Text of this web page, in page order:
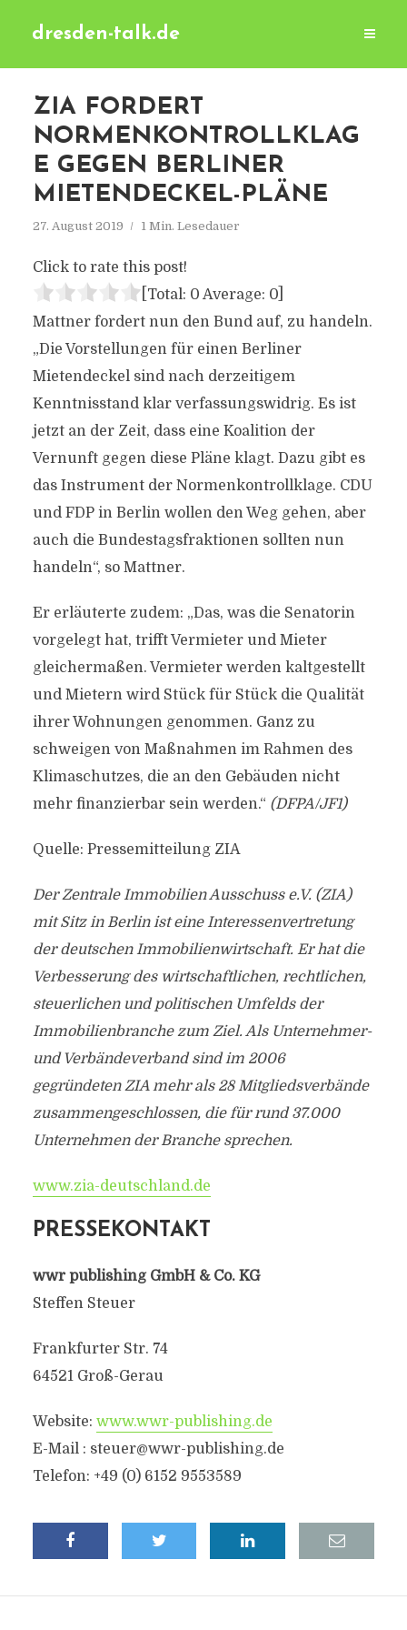
dresden-talk.de
ZIA FORDERT
NORMENKONTROLLKLAG
E GEGEN BERLINER
MIETENDECKEL-PLÄNE
27. August 2019 1 Min. Lesedauer
Click to rate this post!
[Total: 0 Average: 0]
Mattner fordert nun den Bund auf, zu handeln.
„Die Vorstellungen für einen Berliner
Mietendeckel sind nach derzeitigem
Kenntnisstand klar verfassungswidrig. Es ist
jetzt an der Zeit, dass eine Koalition der
Vernunft gegen diese Pläne klagt. Dazu gibt es
das Instrument der Normenkontrollklage. CDU
und FDP in Berlin wollen den Weg gehen, aber
auch die Bundestagsfraktionen sollten nun
handeln“, so Mattner.
Er erläuterte zudem: „Das, was die Senatorin
vorgelegt hat, trifft Vermieter und Mieter
gleichermaßen. Vermieter werden kaltgestellt
und Mietern wird Stück für Stück die Qualität
ihrer Wohnungen genommen. Ganz zu
schweigen von Maßnahmen im Rahmen des
Klimaschutzes, die an den Gebäuden nicht
mehr finanzierbar sein werden.“ (DFPA/JF1)
Quelle: Pressemitteilung ZIA
Der Zentrale Immobilien Ausschuss e.V. (ZIA)
mit Sitz in Berlin ist eine Interessenvertretung
der deutschen Immobilienwirtschaft. Er hat die
Verbesserung des wirtschaftlichen, rechtlichen,
steuerlichen und politischen Umfelds der
Immobilienbranche zum Ziel. Als Unternehmer-
und Verbändeverband sind im 2006
gegründeten ZIA mehr als 28 Mitgliedsverbände
zusammengeschlossen, die für rund 37.000
Unternehmen der Branche sprechen.
www.zia-deutschland.de
PRESSEKONTAKT
wwr publishing GmbH & Co. KG
Steffen Steuer
Frankfurter Str. 74
64521 Groß-Gerau
Website: www.wwr-publishing.de
E-Mail : steuer@wwr-publishing.de
Telefon: +49 (0) 6152 9553589